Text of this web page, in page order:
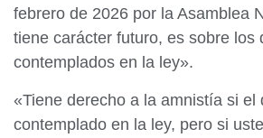
febrero de 2026 por la Asamblea
tiene carácter futuro, es sobre los
contemplados en la ley».
«Tiene derecho a la amnistía si el
contemplado en la ley, pero si